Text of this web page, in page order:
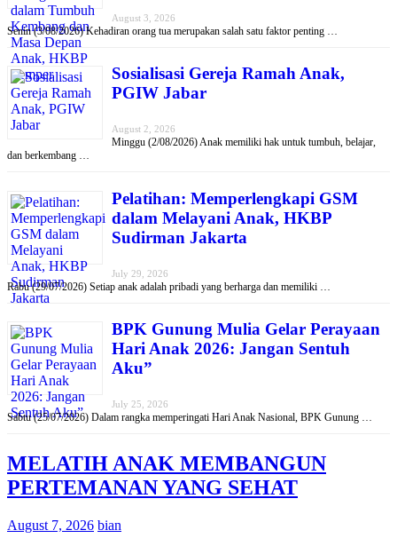
August 3, 2026
Senin (3/08/2026) Kehadiran orang tua merupakan salah satu faktor penting …
Sosialisasi Gereja Ramah Anak,
PGIW Jabar
August 2, 2026
Minggu (2/08/2026) Anak memiliki hak untuk tumbuh, belajar,
dan berkembang …
Pelatihan: Memperlengkapi GSM
dalam Melayani Anak, HKBP
Sudirman Jakarta
July 29, 2026
Rabu (29/07/2026) Setiap anak adalah pribadi yang berharga dan memiliki …
BPK Gunung Mulia Gelar Perayaan
Hari Anak 2026: Jangan Sentuh
Aku”
July 25, 2026
Sabtu (25/07/2026) Dalam rangka memperingati Hari Anak Nasional, BPK Gunung …
MELATIH ANAK MEMBANGUN
PERTEMANAN YANG SEHAT
August 7, 2026 bian